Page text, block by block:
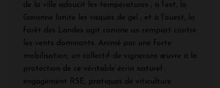
de la ville adoucit les températures ; à l’est, la
Garonne limite les risques de gel ; et à l’ouest, la
forêt des Landes agit comme un rempart contre
les vents dominants. Animé par une forte
mobilisation, un collectif de vignerons œuvre à la
protection de ce véritable écrin naturel :
engagement RSE, pratiques de viticulture